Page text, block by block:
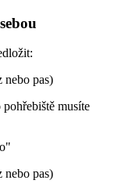
nebo pas)
musíte
nebo pas)